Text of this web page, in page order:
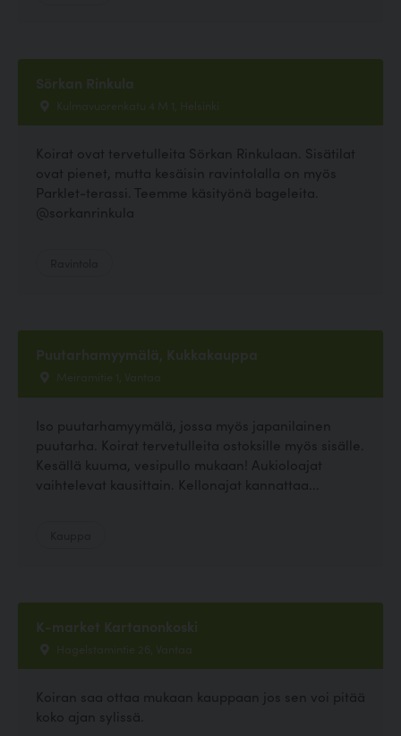
Sörkan Rinkula
Kulmavuorenkatu 4 M 1, Helsinki
Koirat ovat tervetulleita Sörkan Rinkulaan. Sisätilat
ovat pienet, mutta kesäisin ravintolalla on myös
Parklet-terassi. Teemme käsityönä bageleita.
@sorkanrinkula
Puutarhamyymälä, Kukkakauppa
Meiramitie 1, Vantaa
Iso puutarhamyymälä, jossa myös japanilainen
puutarha. Koirat tervetulleita ostoksille myös sisälle.
Kesällä kuuma, vesipullo mukaan! Aukioloajat
vaihtelevat kausittain. Kellonajat kannattaa...
K-market Kartanonkoski
Hagelstamintie 26, Vantaa
Koiran saa ottaa mukaan kauppaan jos sen voi pitää
koko ajan sylissä.